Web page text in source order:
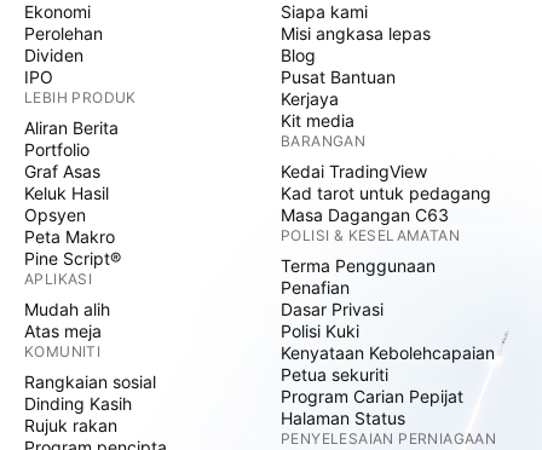
Ekonomi
Perolehan
Dividen
IPO
LEBIH PRODUK
Aliran Berita
Portfolio
Graf Asas
Keluk Hasil
Opsyen
Peta Makro
Pine Script®
APLIKASI
Mudah alih
Atas meja
KOMUNITI
Rangkaian sosial
Dinding Kasih
Rujuk rakan
Siapa kami
Misi angkasa lepas
Blog
Pusat Bantuan
Kerjaya
Kit media
BARANGAN
Kedai TradingView
Kad tarot untuk pedagang
Masa Dagangan C63
POLISI & KESELAMATAN
Terma Penggunaan
Penafian
Dasar Privasi
Polisi Kuki
Kenyataan Kebolehcapaian
Petua sekuriti
Program Carian Pepijat
Halaman Status
PENYELESAIAN PERNIAGAAN